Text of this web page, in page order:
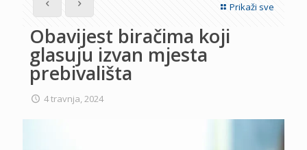
Prikaži sve
Obavijest biračima koji
glasuju izvan mjesta
prebivališta
4 travnja, 2024